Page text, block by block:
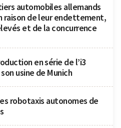
automobiles allemands
raison de leur endettement,
et de la concurrence
en série de l’i3
usine de Munich
robotaxis autonomes de